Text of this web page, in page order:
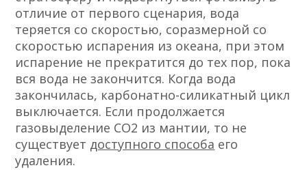
отличие от первого сценария, вода
теряется со скоростью, соразмерной со
скоростью испарения из океана, при этом
испарение не прекратится до тех пор, пока
вся вода не закончится. Когда вода
закончилась, карбонатно-силикатный цикл
выключается. Если продолжается
газовыделение СО2 из мантии, то не
существует доступного способа его
удаления.